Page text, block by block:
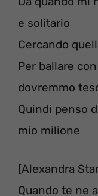
e solitario
Cercando
Per ballare
dovremmo
Quindi penso
mio milione
[Alexandra
Quando te ne